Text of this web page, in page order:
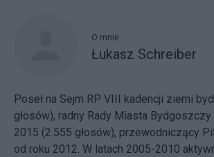
O mnie
Łukasz Schreiber
Poseł na Sejm RP VIII kadencji ziemi
głosów), radny Rady Miasta
2015 (2.555 głosów), przewodniczący
od roku 2012. W latach 2005-2010